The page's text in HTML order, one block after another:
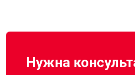
Нужна